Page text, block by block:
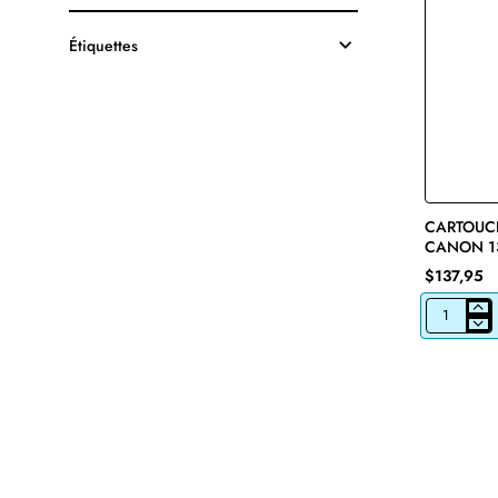
Étiquettes
CANON
$137,95
CARTOUCHE
DE